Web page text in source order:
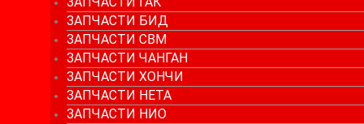
ЗАПЧАСТИ БИД
ЗАПЧАСТИ СВМ
ЗАПЧАСТИ ЧАНГАН
ЗАПЧАСТИ ХОНЧИ
ЗАПЧАСТИ НЕТА
ЗАПЧАСТИ НИО